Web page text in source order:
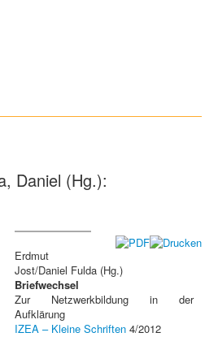
VERZEICHNISSE
Daniel (Hg.):
Erdmut
Jost/Daniel Fulda (Hg.)
Briefwechsel
Zur Netzwerkbildung in der
Aufklärung
IZEA – Kleine Schriften 4/2012